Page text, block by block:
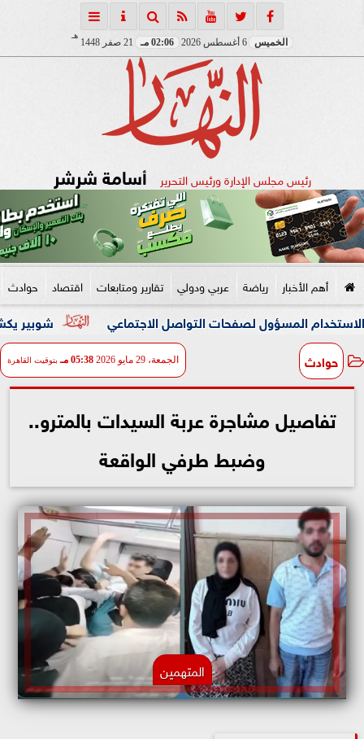
الخميس 02:06 مـ 21 صفر 1448
هـ
رئيس مجلس الإدارة ورئيس التحرير أسامة شرشر
أهم الأخبار رياضة عربي ودولي تقارير ومتابعات اقتصاد حوادث
شوبير يكشف تفاصيل المسؤول لصفحات التواصل الاجتماعي
حوادث الجمعة، 29 مايو 2026 05:38 مـ بتوقيت القاهرة
تفاصيل مشاجرة عربة السيدات بالمترو..
وضبط طرفي الواقعة
المتهمين